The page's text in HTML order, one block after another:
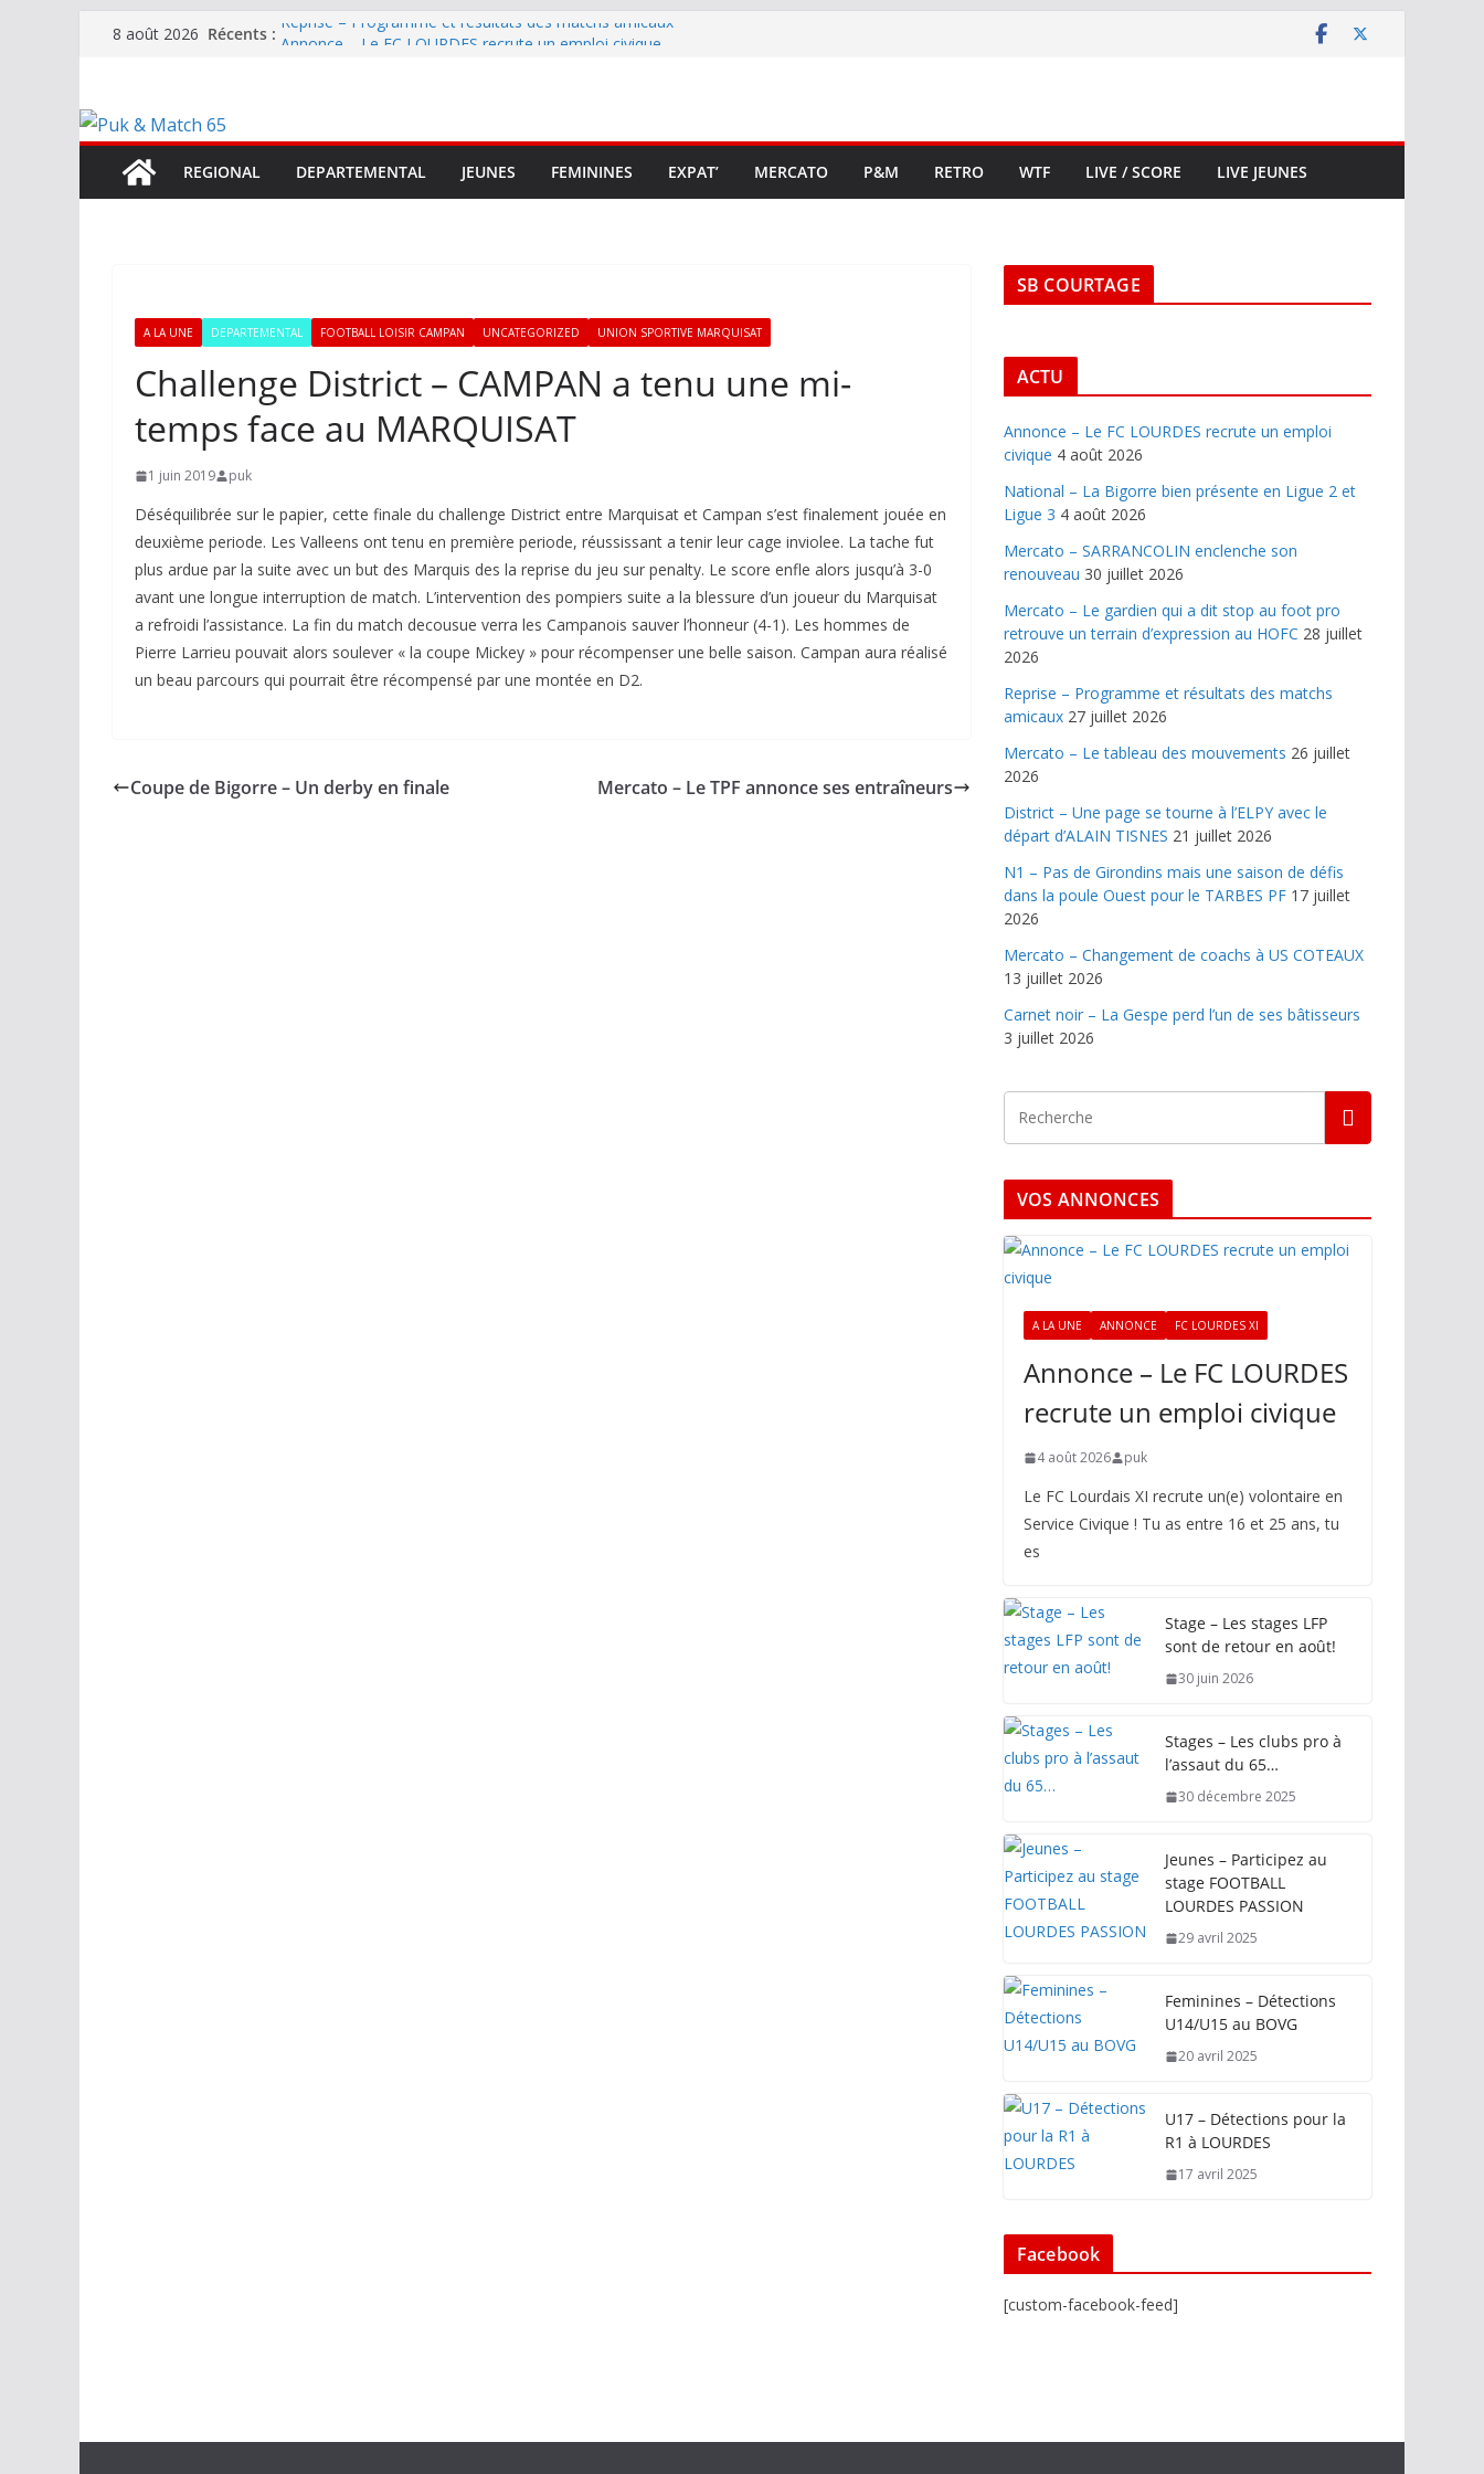
Passer8 août 2026 Récents : Reprise – Programme et résultats des matchs amicaux
terrain d’expression au HOFC
REGIONAL
DEPARTEMENTAL JEUNES FEMININES EXPAT’ MERCATO P&M RETRO WTF LIVE / SCORE LIVE JEUNES
A LA UNE DEPARTEMENTAL FOOTBALL LOISIR CAMPAN UNCATEGORIZED UNION SPORTIVE MARQUISAT
Challenge District – CAMPAN a tenu une mi-
temps face au MARQUISAT
1 juin 2019 puk
Déséquilibrée sur le papier, cette finale du challenge District entre Marquisat et Campan s’est finalement jouée en
deuxième periode. Les Valleens ont tenu en première periode, réussissant a tenir leur cage inviolee. La tache fut
plus ardue par la suite avec un but des Marquis des la reprise du jeu sur penalty. Le score enfle alors jusqu’à 3-0
avant une longue interruption de match. L’intervention des pompiers suite a la blessure d’un joueur du Marquisat
a refroidi l’assistance. La fin du match decousue verra les Campanois sauver l’honneur (4-1). Les hommes de
Pierre Larrieu pouvait alors soulever « la coupe Mickey » pour récompenser une belle saison. Campan aura réalisé
un beau parcours qui pourrait être récompensé par une montée en D2.
Coupe de Bigorre – Un derby en finale Mercato – Le TPF annonce ses entraîneurs
SB COURTAGE
ACTU
Annonce – Le FC LOURDES recrute un emploi
civique 4 août 2026
National – La Bigorre bien présente en Ligue 2 et
Ligue 3 4 août 2026
Mercato – SARRANCOLIN enclenche son
renouveau 30 juillet 2026
Mercato – Le gardien qui a dit stop au foot pro
retrouve un terrain d’expression au HOFC 28 juillet
2026
Reprise – Programme et résultats des matchs
amicaux 27 juillet 2026
Mercato – Le tableau des mouvements 26 juillet
2026
District – Une page se tourne à l’ELPY avec le
départ d’ALAIN TISNES 21 juillet 2026
N1 – Pas de Girondins mais une saison de défis
dans la poule Ouest pour le TARBES PF 17 juillet
2026
Mercato – Changement de coachs à US COTEAUX
13 juillet 2026
Carnet noir – La Gespe perd l’un de ses bâtisseurs
3 juillet 2026
VOS ANNONCES
A LA UNE ANNONCE FC LOURDES XI
Annonce – Le FC LOURDES
recrute un emploi civique
4 août 2026 puk
Le FC Lourdais XI recrute un(e) volontaire en
Service Civique ! Tu as entre 16 et 25 ans, tu
es
Stage – Les stages LFP
sont de retour en août!
30 juin 2026
Stages – Les clubs pro à
l’assaut du 65…
30 décembre 2025
Jeunes – Participez au
stage FOOTBALL
LOURDES PASSION
29 avril 2025
Feminines – Détections
U14/U15 au BOVG
20 avril 2025
U17 – Détections pour la
R1 à LOURDES
17 avril 2025
Facebook
[custom-facebook-feed]